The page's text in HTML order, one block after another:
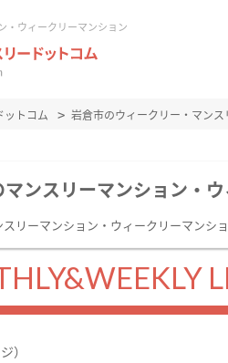
・ウィークリーマンション
ットコム 岩倉市のウィークリー・マン
ンスリーマンション・
リーマンション・ウィークリーマンシ
）